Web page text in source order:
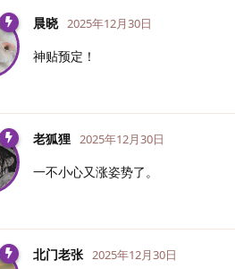
晨晓 2025年12月30日
神贴预定！
老狐狸 2025年12月30日
一不小心又涨姿势了。
北门老张 2025年12月30日